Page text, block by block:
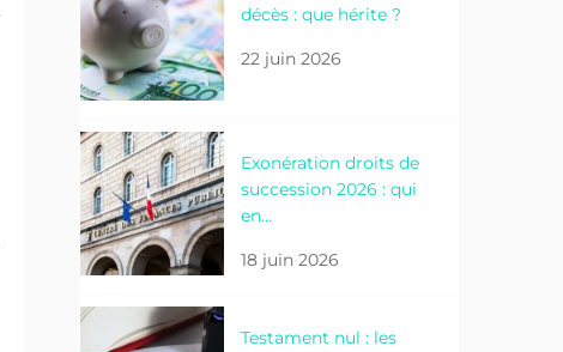
décès : que hérite ?
22 juin 2026
Exonération droits de
succession 2026 : qui
en…
18 juin 2026
Testament nul : les